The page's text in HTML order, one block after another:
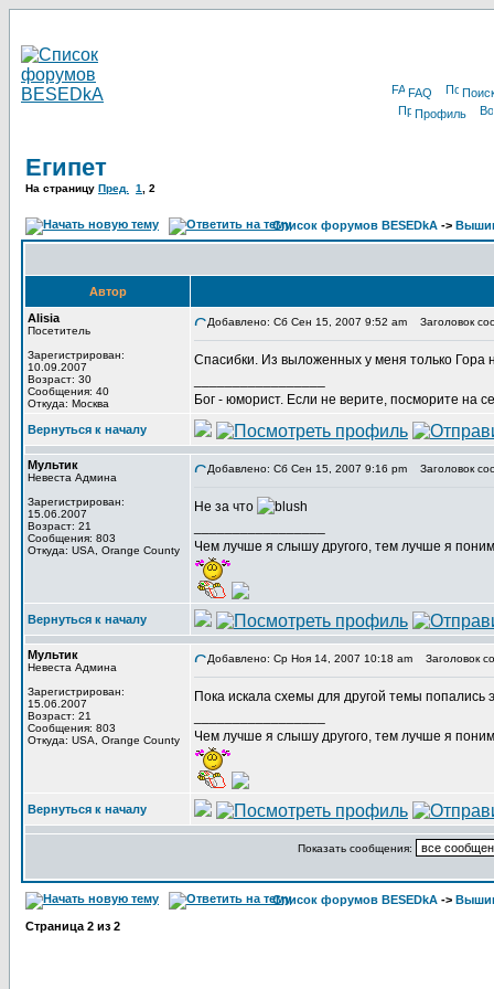
FAQ
Профиль
Египет
На страницу Пред. 1 , 2
Список форумов BESEDkA ->
Автор
Alisia
Посетитель
Зарегистрирован:
10.09.2007
Возраст: 30
Сообщения: 40
Откуда: Москва
Добавлено: Сб Сен 15, 2007 9:52 am Заголовок
Спасибки. Из выложенных у меня только Гора
Бог - юморист. Если не верите, посморите на
Вернуться к началу
Мультик
Невеста Админа
Зарегистрирован:
15.06.2007
Возраст: 21
Сообщения: 803
Откуда: USA, Orange County
Добавлено: Сб Сен 15, 2007 9:16 pm Заголовок
Не за что
Чем лучше я слышу другого, тем лучше я
Вернуться к началу
Мультик
Невеста Админа
Зарегистрирован:
15.06.2007
Возраст: 21
Сообщения: 803
Откуда: USA, Orange County
Добавлено: Ср Ноя 14, 2007 10:18 am Заголовок
Пока искала схемы для другой темы попались
Чем лучше я слышу другого, тем лучше я
Вернуться к началу
Показать сообщения:
Список форумов BESEDkA ->
Страница 2 из 2